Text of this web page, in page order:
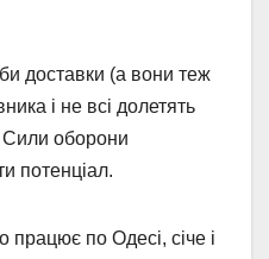
доставки (а вони теж
і не всі долетять
Сили оборони
потенціал.
по Одесі, січе і